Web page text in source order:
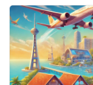
merumuskan
mencapai
memungkinkan
[…]